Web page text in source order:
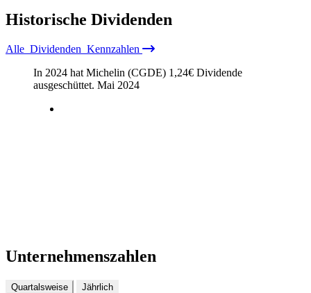
Historische Dividenden
Alle Dividenden Kennzahlen
In 2024 hat Michelin (CGDE) 1,24€ Dividende
ausgeschüttet. Mai 2024
Unternehmenszahlen
Quartalsweise Jährlich